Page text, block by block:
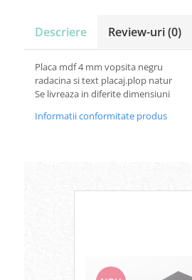
Hartie Colorata
Hartie Foto
Hartie Glasata
Instrumente de scris
Laminatoare si accesorii
Descriere Review-uri(0)
Placa mdf 4 mm vopsita negru
radacina si text placaj.plop natur
Se livreaza in diferite dimensiuni
Informatii conformitate produs